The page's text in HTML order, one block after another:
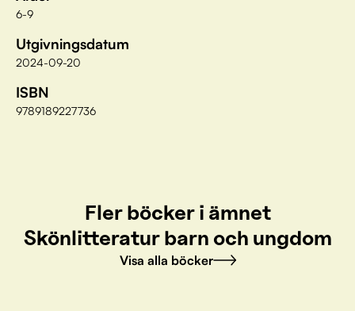
6-9
Utgivningsdatum
2024-09-20
ISBN
9789189227736
Fler böcker i ämnet
Skönlitteratur barn och ungdom
Visa alla böcker